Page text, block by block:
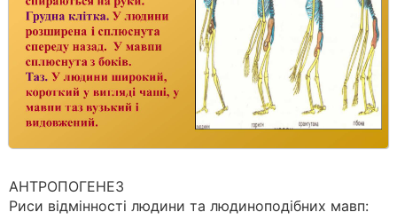
АНТРОПОГЕНЕЗ
Риси відмінності людини та людиноподібних мавп: